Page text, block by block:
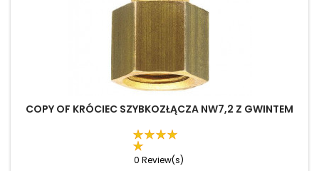
COPY OF KRÓCIEC SZYBKOZŁĄCZA NW7,2 Z GWINTEM
0 Review(s)